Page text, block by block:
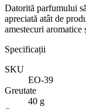
Datorită parfumului
apreciată atât de
amestecuri aromatice
Specificații
SKU
EO-39
Greutate
40 g